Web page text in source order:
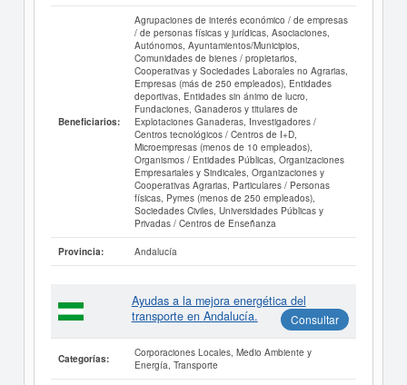
Beneficiarios:
Agrupaciones de interés económico / de empresas
/ de personas físicas y jurídicas, Asociaciones,
Autónomos, Ayuntamientos/Municipios,
Comunidades de bienes / propietarios,
Cooperativas y Sociedades Laborales no Agrarias,
Empresas (más de 250 empleados), Entidades
deportivas, Entidades sin ánimo de lucro,
Fundaciones, Ganaderos y titulares de
Explotaciones Ganaderas, Investigadores /
Centros tecnológicos / Centros de I+D,
Microempresas (menos de 10 empleados),
Organismos / Entidades Públicas, Organizaciones
Empresariales y Sindicales, Organizaciones y
Cooperativas Agrarias, Particulares / Personas
físicas, Pymes (menos de 250 empleados),
Sociedades Civiles, Universidades Públicas y
Privadas / Centros de Enseñanza
Provincia: Andalucía
Ayudas a la mejora energética del
transporte en Andalucía.
Consultar
Categorías:
Corporaciones Locales, Medio Ambiente y
Energía, Transporte